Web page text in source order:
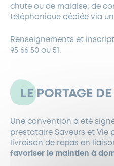
chute ou de malaise, de
téléphonique dédiée via
Renseignements et
95 66 50 ou 51.
LE PORTAGE DE
Une convention a été
prestataire Saveurs et Vie
livraison de repas en
favoriser le maintien à